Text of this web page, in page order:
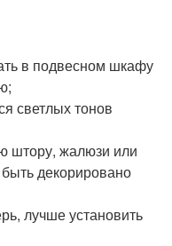
в подвесном шкафу
светлых тонов
штору, жалюзи или
декорировано
лучше установить